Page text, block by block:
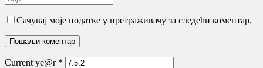
Сачувај моје податке у претраживачу за следећи коментар.
Current ye@r *